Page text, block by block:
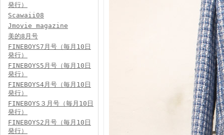
2018年分バックナンバー
2017年分バックナンバー
2016年分バックナンバー
2014年分バックナンバー
発行）
Scawaii08
Jmovie magazine
美的8月号
FINEBOYS7月号（毎月10日
発行）
FINEBOYS5月号（毎月10日
発行）
FINEBOYS4月号（毎月10日
発行）
FINEBOYS３月号（毎月10日
発行）
FINEBOYS2月号（毎月10日
発行）